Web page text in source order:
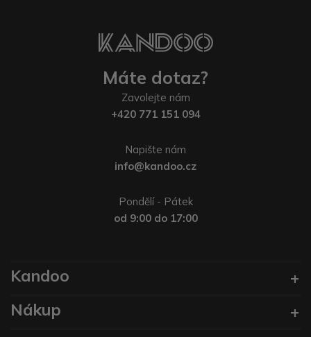
Máte dotaz?
Zavolejte nám
+420 771 151 094
Napište nám
info@kandoo.cz
Pondělí - Pátek
od 9:00 do 17:00
Kandoo
Nákup